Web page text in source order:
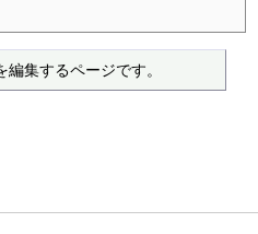
集するページです。